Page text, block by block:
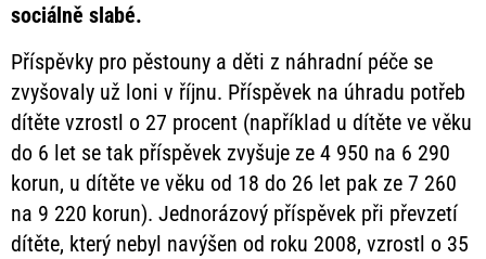
sociálně slabé.
Příspěvky pro pěstouny a děti z náhradní péče se
zvyšovaly už loni v říjnu. Příspěvek na úhradu potřeb
dítěte vzrostl o 27 procent (například u dítěte ve věku
do 6 let se tak příspěvek zvyšuje ze 4 950 na 6 290
korun, u dítěte ve věku od 18 do 26 let pak ze 7 260
na 9 220 korun). Jednorázový příspěvek při převzetí
dítěte, který nebyl navýšen od roku 2008, vzrostl o 35